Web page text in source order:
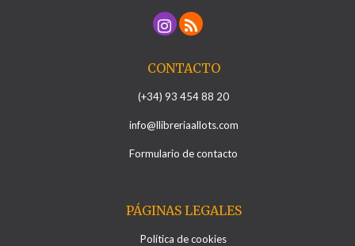
CONTACTO
(+34) 93 454 88 20
info@llibreriaallots.com
Formulario de contacto
PÁGINAS LEGALES
Política de cookies